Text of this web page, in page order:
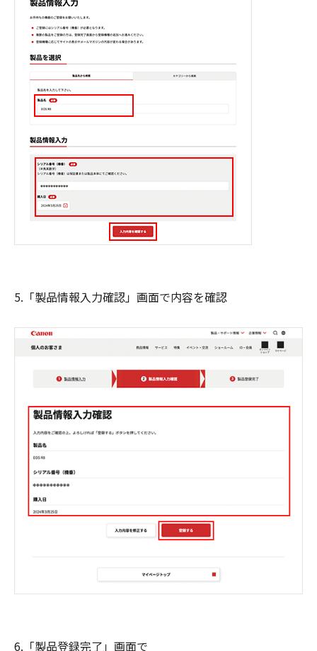
5.「製品情報入力確認」画面で内容を確認
6.「製品登録完了」画面で